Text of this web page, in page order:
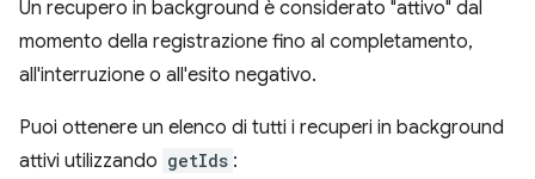
Un recupero in background è considerato "attivo" dal
momento della registrazione fino al completamento,
all'interruzione o all'esito negativo.
Puoi ottenere un elenco di tutti i recuperi in background
attivi utilizzando getIds :